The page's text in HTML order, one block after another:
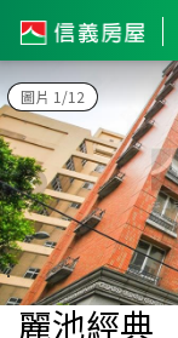
圖片 1/12
麗池經典